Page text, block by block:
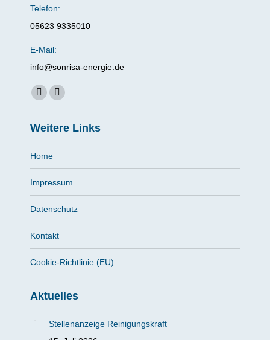
Telefon:
05623 9335010
E-Mail:
info@sonrisa-energie.de
Finden Sie uns auf:
Facebook
opens
Instagram
opens
Weitere Links
Home
Impressum
Datenschutz
Kontakt
Cookie-Richtlinie (EU)
Aktuelles
Stellenanzeige Reinigungskraft